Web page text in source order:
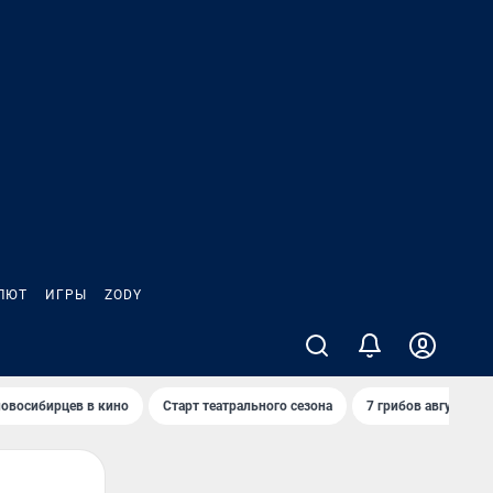
ИГРЫ ZODY
в кино Старт театрального сезона 7 грибов августа